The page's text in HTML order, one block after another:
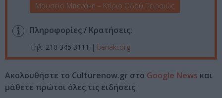
Μουσείο Μπενάκη – Κτίριο Οδού Πειραιώς
Πληροφορίες / Κρατήσεις:
Τηλ: 210 345 3111 | benaki.org
Ακολουθήστε το Culturenow.gr στο Google News και
μάθετε πρώτοι όλες τις ειδήσεις